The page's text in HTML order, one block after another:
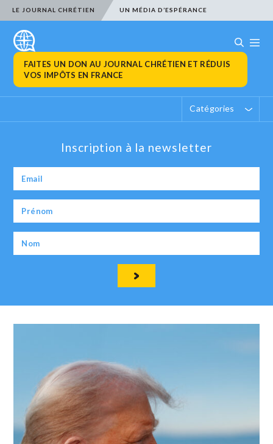
LE JOURNAL CHRÉTIEN UN MÉDIA D’ESPÉRANCE
FAITES UN DON AU JOURNAL CHRÉTIEN ET RÉDUIS
VOS IMPÔTS EN FRANCE
Catégories
Inscription à la newsletter